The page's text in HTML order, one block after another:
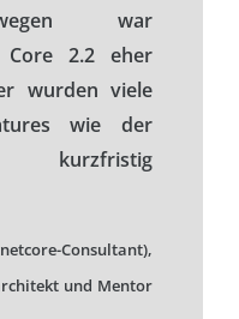
war
Core 2.2 eher
wurden viele
wie der
kurzfristig
Consultant),
und Mentor